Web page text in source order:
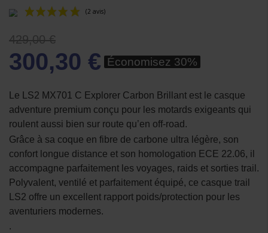
(2 avis)
429,00 €
300,30 € Économisez 30%
Le LS2 MX701 C Explorer Carbon Brillant est le casque
adventure premium conçu pour les motards exigeants qui
roulent aussi bien sur route qu’en off-road.
Grâce à sa coque en fibre de carbone ultra légère, son
confort longue distance et son homologation ECE 22.06, il
accompagne parfaitement les voyages, raids et sorties trail.
Polyvalent, ventilé et parfaitement équipé, ce casque trail
LS2 offre un excellent rapport poids/protection pour les
aventuriers modernes.
.